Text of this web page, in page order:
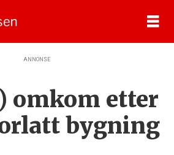
ANNONSE
omkom etter
bygning